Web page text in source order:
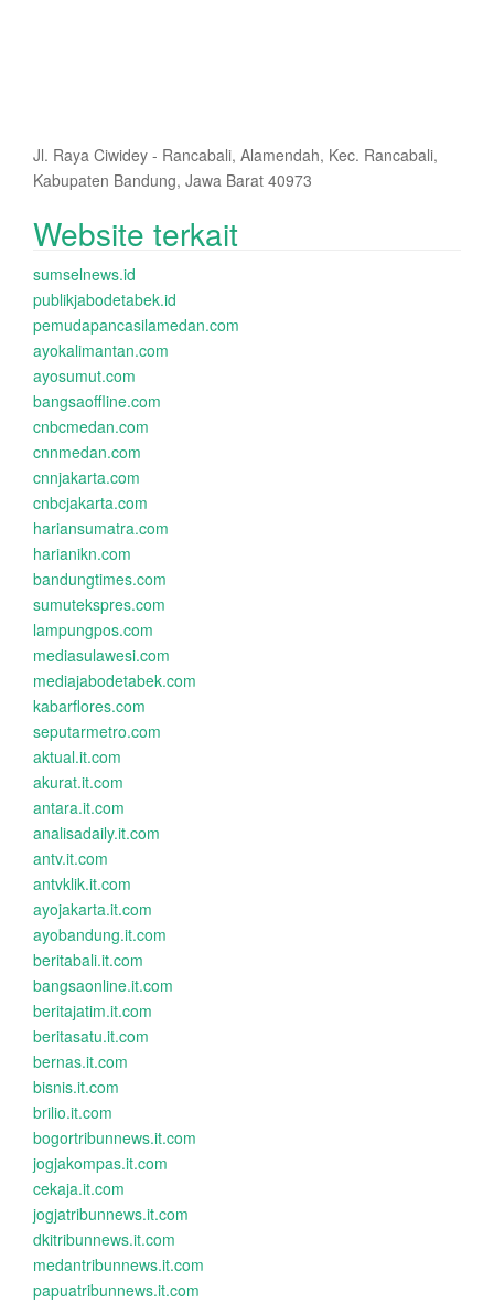
Jl. Raya Ciwidey - Rancabali, Alamendah, Kec. Rancabali,
Kabupaten Bandung, Jawa Barat 40973
Website terkait
sumselnews.id
publikjabodetabek.id
pemudapancasilamedan.com
ayokalimantan.com
ayosumut.com
bangsaoffline.com
cnbcmedan.com
cnnmedan.com
cnnjakarta.com
cnbcjakarta.com
hariansumatra.com
harianikn.com
bandungtimes.com
sumutekspres.com
lampungpos.com
mediasulawesi.com
mediajabodetabek.com
kabarflores.com
seputarmetro.com
aktual.it.com
akurat.it.com
antara.it.com
analisadaily.it.com
antv.it.com
antvklik.it.com
ayojakarta.it.com
ayobandung.it.com
beritabali.it.com
bangsaonline.it.com
beritajatim.it.com
beritasatu.it.com
bernas.it.com
bisnis.it.com
brilio.it.com
bogortribunnews.it.com
jogjakompas.it.com
cekaja.it.com
jogjatribunnews.it.com
dkitribunnews.it.com
medantribunnews.it.com
papuatribunnews.it.com